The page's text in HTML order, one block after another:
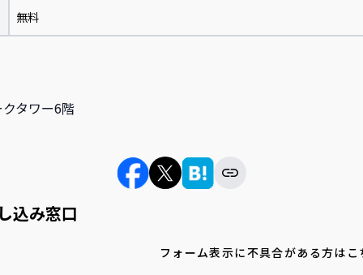
無料
タワー6階
込み窓口
フォーム表示に不具合がある方はこ